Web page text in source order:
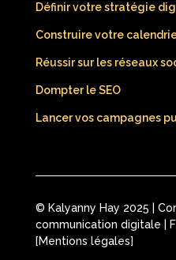
Définir votre stratégie
Construire votre
Réussir sur les réseaux
Dompter le SEO
Lancer vos campagnes
© Kalyanny Hay 2025 |
communication digitale |
[Mentions légales]